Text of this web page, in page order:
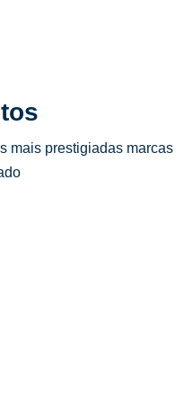
mais prestigiadas marcas